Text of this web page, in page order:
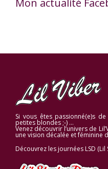
Mon actualité
Si vous êtes passionné(e)s
petites blondes ;-) …
Venez découvrir l’univers de
une vision décalée et féminine
Découvrez les journées LSD (Lil